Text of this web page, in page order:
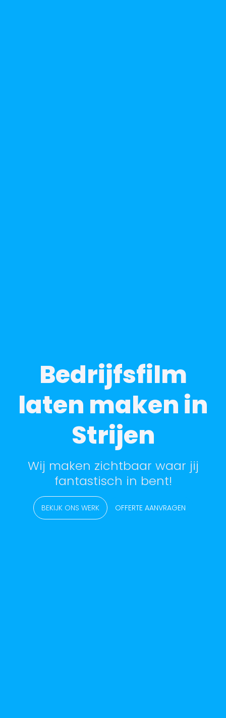
Bedrijfsfilm
laten maken in
Strijen
Wij maken zichtbaar waar jij
fantastisch in bent!
BEKIJK ONS WERK OFFERTE AANVRAGEN